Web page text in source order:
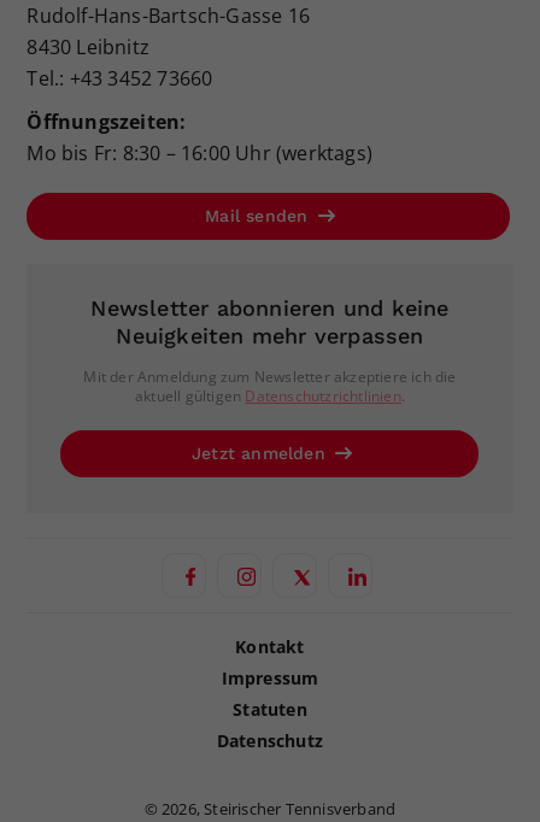
Rudolf-Hans-Bartsch-Gasse 16
8430 Leibnitz
Tel.: +43 3452 73660
Öffnungszeiten:
Mo bis Fr: 8:30 – 16:00 Uhr (werktags)
Mail senden
Newsletter abonnieren und keine
Neuigkeiten mehr verpassen
Mit der Anmeldung zum Newsletter akzeptiere ich die
aktuell gültigen Datenschutzrichtlinien.
Jetzt anmelden
Kontakt
Impressum
Statuten
Datenschutz
©2026, Steirischer Tennisverband